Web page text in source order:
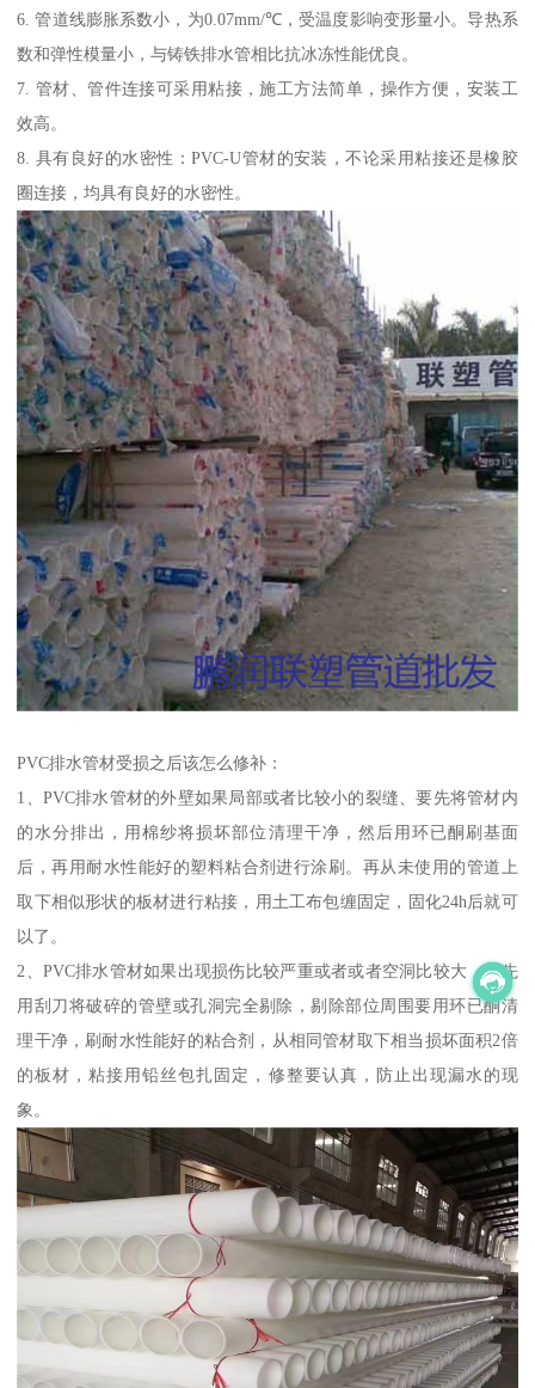
6. 管道线膨胀系数小，为0.07mm/℃，受温度影响变形量小。导热系
数和弹性模量小，与铸铁排水管相比抗冰冻性能优良。
7. 管材、管件连接可采用粘接，施工方法简单，操作方便，安装工
效高。
8. 具有良好的水密性：PVC-U管材的安装，不论采用粘接还是橡胶
圈连接，均具有良好的水密性。
PVC排水管材受损之后该怎么修补：
1、PVC排水管材的外壁如果局部或者比较小的裂缝、要先将管材内
的水分排出，用棉纱将损坏部位清理干净，然后用环已酮刷基面
后，再用耐水性能好的塑料粘合剂进行涂刷。再从未使用的管道上
取下相似形状的板材进行粘接，用土工布包缠固定，固化24h后就可
以了。
2、PVC排水管材如果出现损伤比较严重或者或者空洞比较大，要先
用刮刀将破碎的管壁或孔洞完全剔除，剔除部位周围要用环已酮清
理干净，刷耐水性能好的粘合剂，从相同管材取下相当损坏面积2倍
的板材，粘接用铅丝包扎固定，修整要认真，防止出现漏水的现
象。